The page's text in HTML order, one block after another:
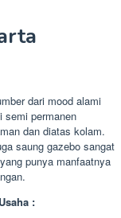
dari mood alami
semi permanen
dan diatas kolam.
saung gazebo sangat
punya manfaatnya
: